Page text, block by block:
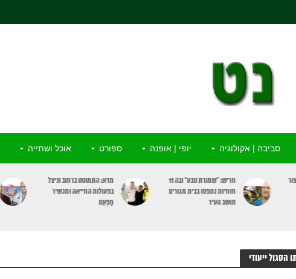
סביבה | אקולוגיה יופי | אופנה ספורט אוכל ושתייה
חריש: “שמורת טבע” ובה 11
חוחיות נתפסו בבית מגורים
תושב העיר
מדא: התמוטט ברחוב וניצל
בפעולות החייאה ומכשיר
מַפְעֵם
הסגול ייעודי